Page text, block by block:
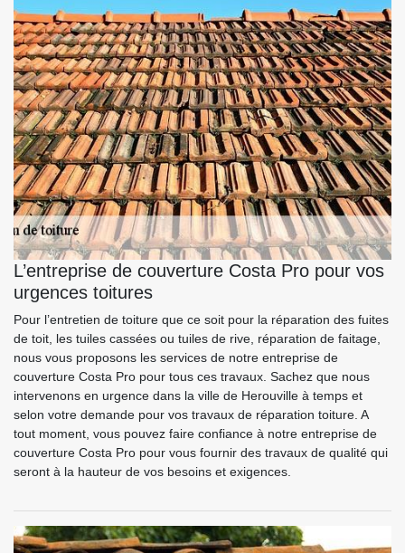
L’entreprise de couverture Costa Pro pour vos
urgences toitures
Pour l’entretien de toiture que ce soit pour la réparation des fuites
de toit, les tuiles cassées ou tuiles de rive, réparation de faitage,
nous vous proposons les services de notre entreprise de
couverture Costa Pro pour tous ces travaux. Sachez que nous
intervenons en urgence dans la ville de Herouville à temps et
selon votre demande pour vos travaux de réparation toiture. A
tout moment, vous pouvez faire confiance à notre entreprise de
couverture Costa Pro pour vous fournir des travaux de qualité qui
seront à la hauteur de vos besoins et exigences.